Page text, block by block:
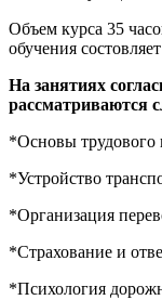
Объем курса 35
обучения
На занятиях
рассматриваются
*Основы трудового
*Устройство
*Организация
*Страхование и
*Психология